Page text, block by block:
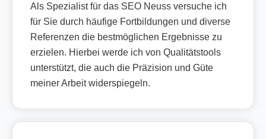
Als Spezialist für das SEO Neuss versuche ich
für Sie durch häufige Fortbildungen und diverse
Referenzen die bestmöglichen Ergebnisse zu
erzielen. Hierbei werde ich von Qualitätstools
unterstützt, die auch die Präzision und Güte
meiner Arbeit widerspiegeln.